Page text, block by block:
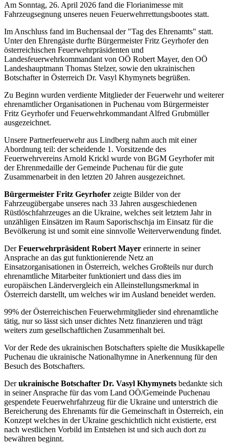
Am Sonntag, 26. April 2026 fand die Florianimesse mit
Fahrzeugsegnung unseres neuen Feuerwehrrettungsbootes statt.
Im Anschluss fand im Buchensaal der "Tag des Ehrenamts" statt.
Unter den Ehrengäste durfte Bürgermeister Fritz Geyrhofer den
österreichischen Feuerwehrpräsidenten und
Landesfeuerwehrkommandant von OÖ Robert Mayer, den OÖ
Landeshauptmann Thomas Stelzer, sowie den ukrainischen
Botschafter in Österreich Dr. Vasyl Khymynets begrüßen.
Zu Beginn wurden verdiente Mitglieder der Feuerwehr und weiterer
ehrenamtlicher Organisationen in Puchenau vom Bürgermeister
Fritz Geyrhofer und Feuerwehrkommandant Alfred Grubmüller
ausgezeichnet.
Unsere Partnerfeuerwehr aus Lindberg nahm auch mit einer
Abordnung teil: der scheidende 1. Vorsitzende des
Feuerwehrvereins Arnold Krickl wurde von BGM Geyrhofer mit
der Ehrenmedaille der Gemeinde Puchenau für die gute
Zusammenarbeit in den letzten 20 Jahren ausgezeichnet.
Bürgermeister Fritz Geyrhofer zeigte Bilder von der
Fahrzeugübergabe unseres nach 33 Jahren ausgeschiedenen
Rüstlöschfahrzeuges an die Ukraine, welches seit letztem Jahr in
unzähligen Einsätzen im Raum Saporischschja im Einsatz für die
Bevölkerung ist und somit eine sinnvolle Weiterverwendung findet.
DerFeuerwehrpräsident Robert Mayer erinnerte in seiner
Ansprache an das gut funktionierende Netz an
Einsatzorganisationen in Österreich, welches Großteils nur durch
ehrenamtliche Mitarbeiter funktioniert und dass dies im
europäischen Ländervergleich ein Alleinstellungsmerkmal in
Österreich darstellt, um welches wir im Ausland beneidet werden.
99% der Österreichischen Feuerwehrmitglieder sind ehrenamtliche
tätig, nur so lässt sich unser dichtes Netz finanzieren und trägt
weiters zum gesellschaftlichen Zusammenhalt bei.
Vor der Rede des ukrainischen Botschafters spielte die Musikkapelle
Puchenau die ukrainische Nationalhymne in Anerkennung für den
Besuch des Botschafters.
Derukrainische Botschafter Dr. Vasyl Khymynets bedankte sich
in seiner Ansprache für das vom Land OÖ/Gemeinde Puchenau
gespendete Feuerwehrfahrzeug für die Ukraine und unterstrich die
Bereicherung des Ehrenamts für die Gemeinschaft in Österreich, ein
Konzept welches in der Ukraine geschichtlich nicht existierte, erst
nach westlichen Vorbild im Entstehen ist und sich auch dort zu
bewähren beginnt.